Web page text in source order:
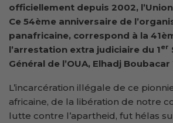
officiellement depuis 2002,
Ce 54ème anniversaire de
panafricaine, correspond à la
l’arrestation extra judiciaire du 1er
Général de l’OUA, Elhadj
L’incarcération illégale de ce
africaine, de la libération de notre
lutte contre l’apartheid, fut hélas